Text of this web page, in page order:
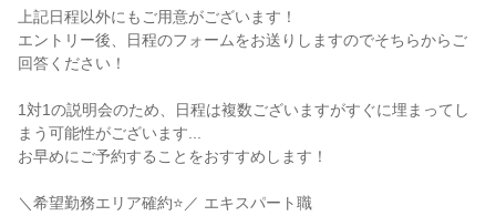
上記日程以外にもご用意がございます！
エントリー後、日程のフォームをお送りしますのでそちらからご
回答ください！
1対1の説明会のため、日程は複数ございますがすぐに埋まってし
まう可能性がございます...
お早めにご予約することをおすすめします！
＼希望勤務エリア確約⭐／ エキスパート職